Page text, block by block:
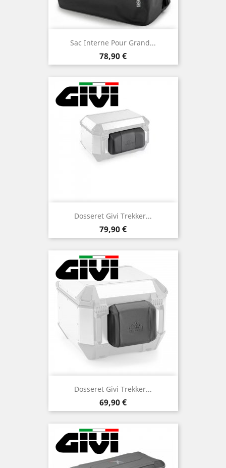
Sac Interne Pour Grand...
Prix
78,90 €
Dosseret Givi Trekker...
Prix
79,90 €
Dosseret Givi Trekker...
Prix
69,90 €